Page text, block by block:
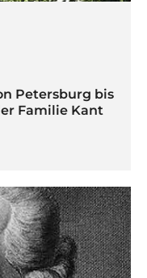
Petersburg bis
Familie Kant